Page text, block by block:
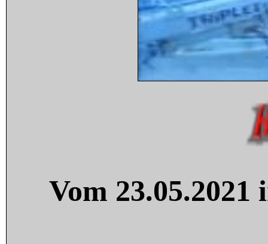
Vom